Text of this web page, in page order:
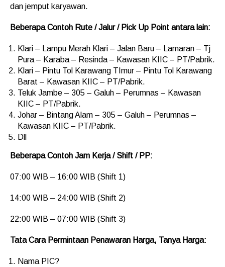
dan jemput karyawan.
Beberapa Contoh Rute / Jalur / Pick Up Point antara lain:
Klari – Lampu Merah Klari – Jalan Baru – Lamaran – Tj
Pura – Karaba – Resinda – Kawasan KIIC – PT/Pabrik.
Klari – Pintu Tol Karawang TImur – Pintu Tol Karawang
Barat – Kawasan KIIC – PT/Pabrik.
Teluk Jambe – 305 – Galuh – Perumnas – Kawasan
KIIC – PT/Pabrik.
Johar – Bintang Alam – 305 – Galuh – Perumnas –
Kawasan KIIC – PT/Pabrik.
Dll
Beberapa Contoh Jam Kerja / Shift / PP:
07:00 WIB – 16:00 WIB (Shift 1)
14:00 WIB – 24:00 WIB (Shift 2)
22:00 WIB – 07:00 WIB (Shift 3)
Tata Cara Permintaan Penawaran Harga, Tanya Harga:
Nama PIC?